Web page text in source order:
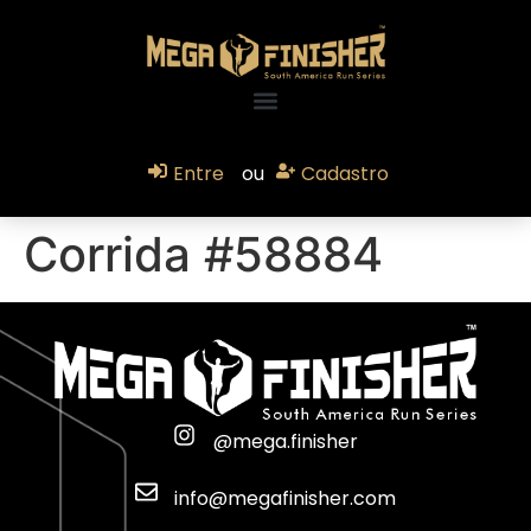
Entre ou Cadastro
Corrida #58884
@mega.finisher
info@megafinisher.com